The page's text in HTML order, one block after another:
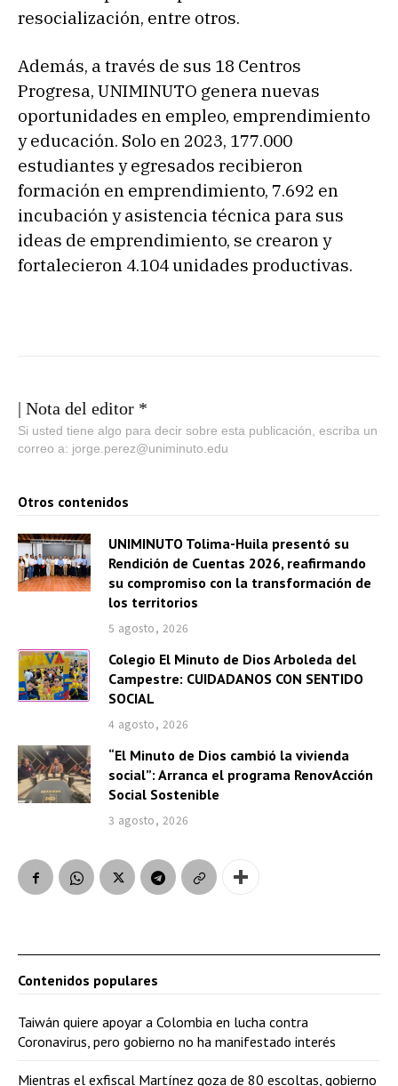
resocialización, entre otros.
Además, a través de sus 18 Centros
Progresa, UNIMINUTO genera nuevas
oportunidades en empleo, emprendimiento
y educación. Solo en 2023, 177.000
estudiantes y egresados recibieron
formación en emprendimiento, 7.692 en
incubación y asistencia técnica para sus
ideas de emprendimiento, se crearon y
fortalecieron 4.104 unidades productivas.
| Nota del editor *
Si usted tiene algo para decir sobre esta publicación, escriba un
correo a: jorge.perez@uniminuto.edu
Otros contenidos
UNIMINUTO Tolima-Huila presentó su
Rendición de Cuentas 2026, reafirmando
su compromiso con la transformación de
los territorios
5 agosto, 2026
Colegio El Minuto de Dios Arboleda del
Campestre: CUIDADANOS CON SENTIDO
SOCIAL
4 agosto, 2026
“El Minuto de Dios cambió la vivienda
social”: Arranca el programa RenovAcción
Social Sostenible
3 agosto, 2026
Contenidos populares
Taiwán quiere apoyar a Colombia en lucha contra
Coronavirus, pero gobierno no ha manifestado interés
Mientras el exfiscal Martínez goza de 80 escoltas, gobierno